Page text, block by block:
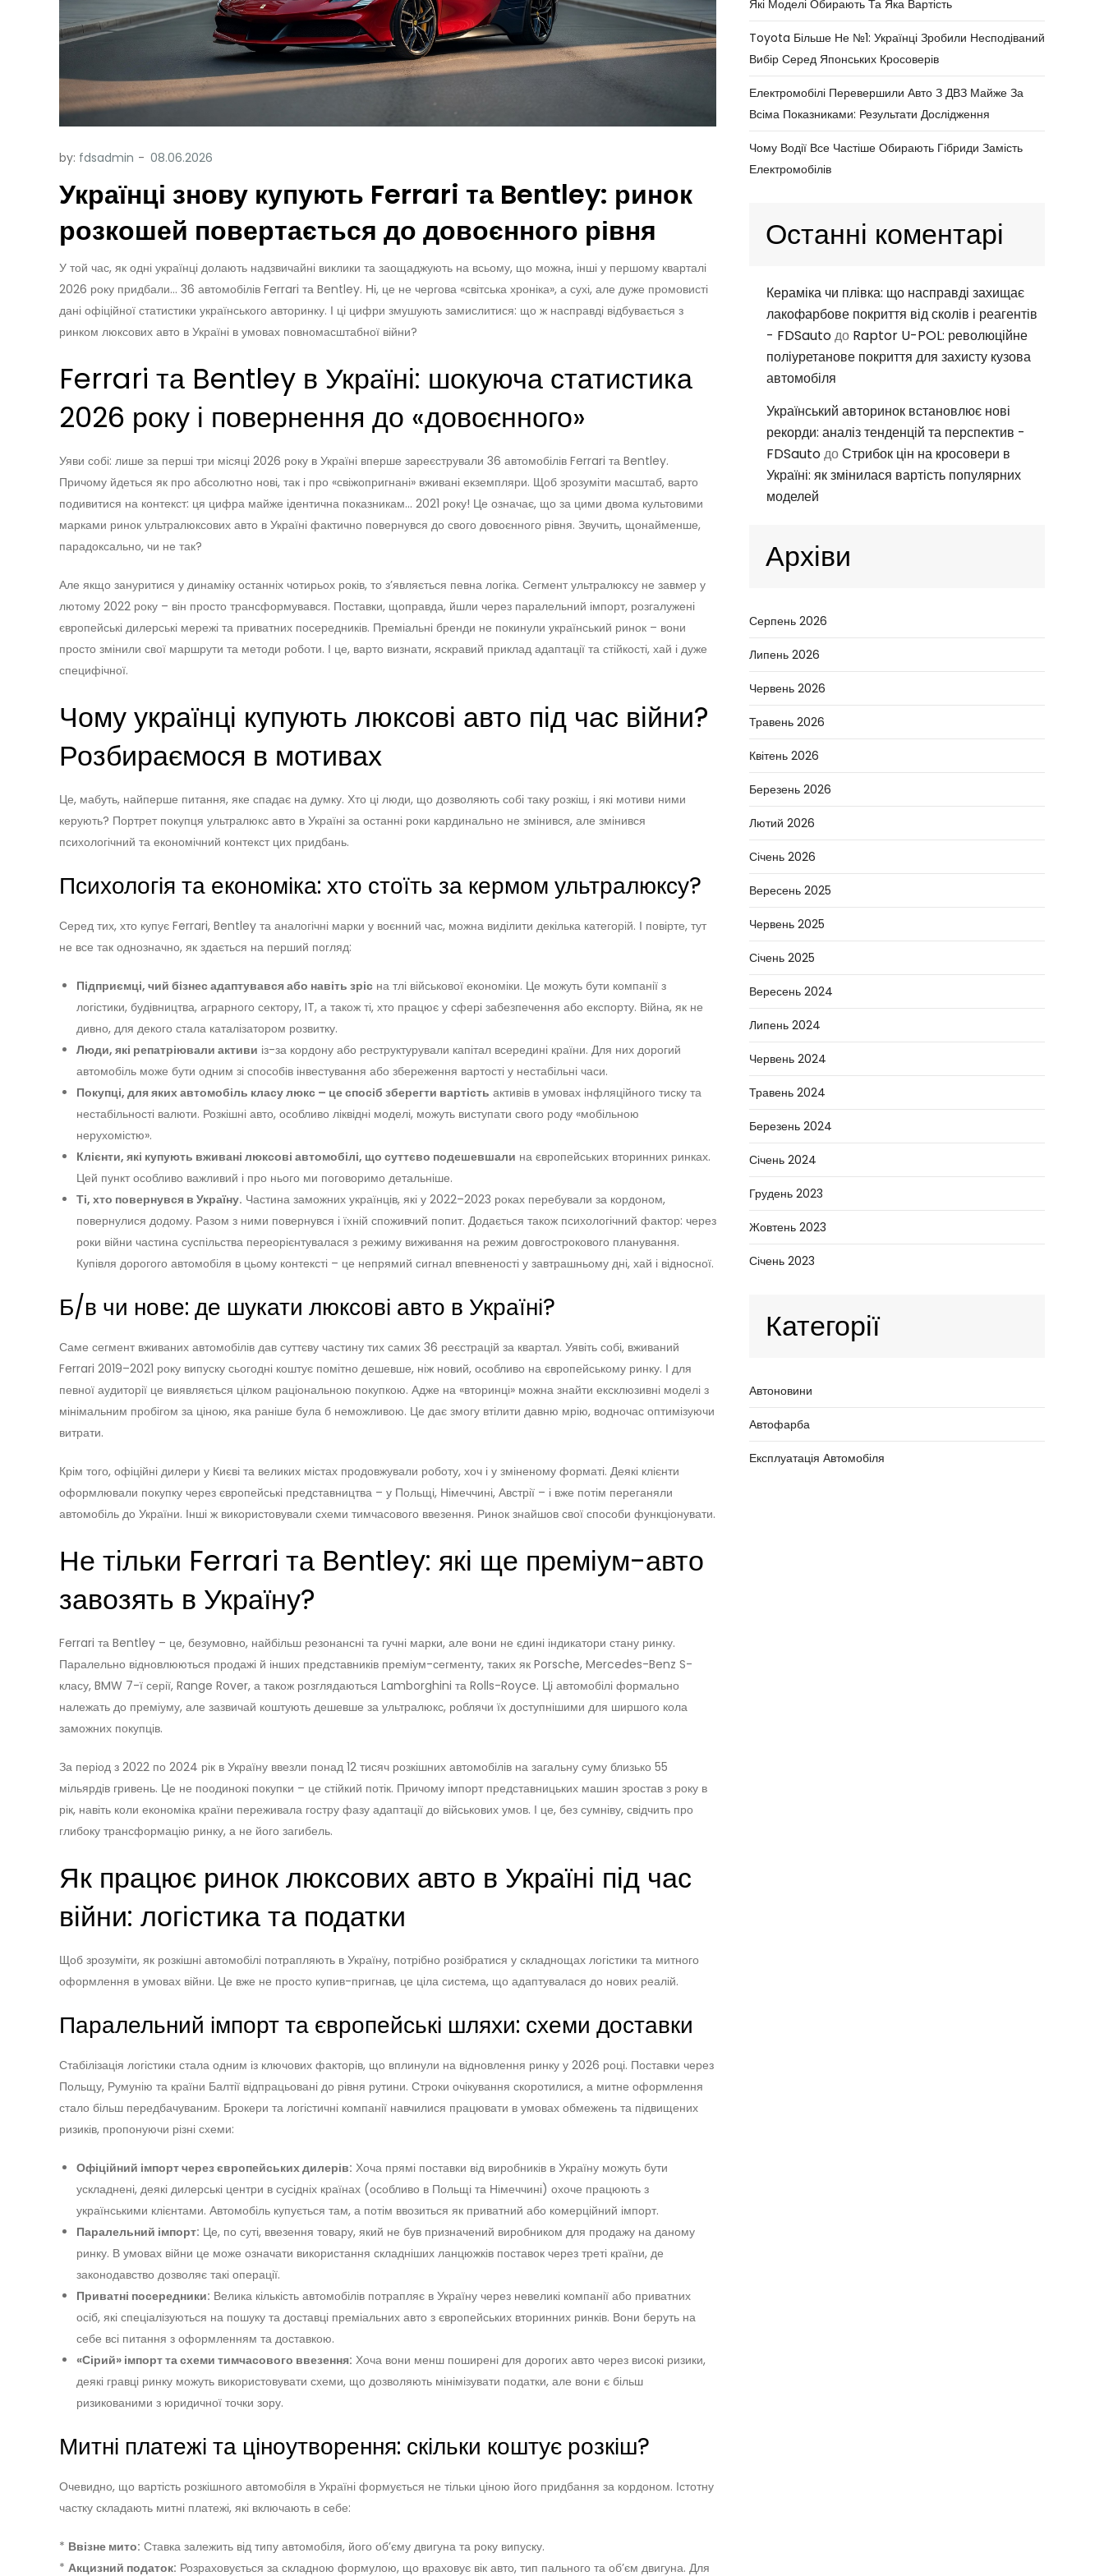
by: fdsadmin
Українці знову купують Ferrari та Bentley: ринок
розкошей повертається до довоєнного рівня
У той час, як одні українці долають надзвичайні виклики та заощаджують на всьому, що можна, інші у першому кварталі
2026 року придбали… 36 автомобілів Ferrari та Bentley. Ні, це не чергова «світська хроніка», а сухі, але дуже промовисті
дані офіційної статистики українського авторинку. І ці цифри змушують замислитися: що ж насправді відбувається з
ринком люксових авто в Україні в умовах повномасштабної війни?
Ferrari та Bentley в Україні: шокуюча статистика
2026 року і повернення до «довоєнного»
Уяви собі: лише за перші три місяці 2026 року в Україні вперше зареєстрували 36 автомобілів Ferrari та Bentley.
Причому йдеться як про абсолютно нові, так і про «свіжопригнані» вживані екземпляри. Щоб зрозуміти масштаб, варто
подивитися на контекст: ця цифра майже ідентична показникам… 2021 року! Це означає, що за цими двома культовими
марками ринок ультралюксових авто в Україні фактично повернувся до свого довоєнного рівня. Звучить, щонайменше,
парадоксально, чи не так?
Але якщо зануритися у динаміку останніх чотирьох років, то з’являється певна логіка. Сегмент ультралюксу не завмер у
лютому 2022 року – він просто трансформувався. Поставки, щоправда, йшли через паралельний імпорт, розгалужені
європейські дилерські мережі та приватних посередників. Преміальні бренди не покинули український ринок – вони
просто змінили свої маршрути та методи роботи. І це, варто визнати, яскравий приклад адаптації та стійкості, хай і дуже
специфічної.
Чому українці купують люксові авто під час війни?
Розбираємося в мотивах
Це, мабуть, найперше питання, яке спадає на думку. Хто ці люди, що дозволяють собі таку розкіш, і які мотиви ними
керують? Портрет покупця ультралюкс авто в Україні за останні роки кардинально не змінився, але змінився
психологічний та економічний контекст цих придбань.
Психологія та економіка: хто стоїть за кермом ультралюксу?
Серед тих, хто купує Ferrari, Bentley та аналогічні марки у воєнний час, можна виділити декілька категорій. І повірте, тут
не все так однозначно, як здається на перший погляд:
Підприємці, чий бізнес адаптувався або навіть зріс на тлі військової економіки. Це можуть бути компанії з
логістики, будівництва, аграрного сектору, IT, а також ті, хто працює у сфері забезпечення або експорту. Війна, як не
дивно, для декого стала каталізатором розвитку.
Люди, які репатріювали активи із-за кордону або реструктурували капітал всередині країни. Для них дорогий
автомобіль може бути одним зі способів інвестування або збереження вартості у нестабільні часи.
Покупці, для яких автомобіль класу люкс – це спосіб зберегти вартість активів в умовах інфляційного тиску та
нестабільності валюти. Розкішні авто, особливо ліквідні моделі, можуть виступати свого роду «мобільною
нерухомістю».
Клієнти, які купують вживані люксові автомобілі, що суттєво подешевшали на європейських вторинних ринках.
Цей пункт особливо важливий і про нього ми поговоримо детальніше.
Ті, хто повернувся в Україну. Частина заможних українців, які у 2022–2023 роках перебували за кордоном,
повернулися додому. Разом з ними повернувся і їхній споживчий попит. Додається також психологічний фактор: через
роки війни частина суспільства переорієнтувалася з режиму виживання на режим довгострокового планування.
Купівля дорогого автомобіля в цьому контексті – це непрямий сигнал впевненості у завтрашньому дні, хай і відносної.
Б/в чи нове: де шукати люксові авто в Україні?
Саме сегмент вживаних автомобілів дав суттєву частину тих самих 36 реєстрацій за квартал. Уявіть собі, вживаний
Ferrari 2019–2021 року випуску сьогодні коштує помітно дешевше, ніж новий, особливо на європейському ринку. І для
певної аудиторії це виявляється цілком раціональною покупкою. Адже на «вторинці» можна знайти ексклюзивні моделі з
мінімальним пробігом за ціною, яка раніше була б неможливою. Це дає змогу втілити давню мрію, водночас оптимізуючи
витрати.
Крім того, офіційні дилери у Києві та великих містах продовжували роботу, хоч і у зміненому форматі. Деякі клієнти
оформлювали покупку через європейські представництва – у Польщі, Німеччині, Австрії – і вже потім переганяли
автомобіль до України. Інші ж використовували схеми тимчасового ввезення. Ринок знайшов свої способи функціонувати.
Не тільки Ferrari та Bentley: які ще преміум-авто
завозять в Україну?
Ferrari та Bentley – це, безумовно, найбільш резонансні та гучні марки, але вони не єдині індикатори стану ринку.
Паралельно відновлюються продажі й інших представників преміум-сегменту, таких як Porsche, Mercedes-Benz S-
класу, BMW 7-ї серії, Range Rover, а також розглядаються Lamborghini та Rolls-Royce. Ці автомобілі формально
належать до преміуму, але зазвичай коштують дешевше за ультралюкс, роблячи їх доступнішими для ширшого кола
заможних покупців.
За період з 2022 по 2024 рік в Україну ввезли понад 12 тисяч розкішних автомобілів на загальну суму близько 55
мільярдів гривень. Це не поодинокі покупки – це стійкий потік. Причому імпорт представницьких машин зростав з року в
рік, навіть коли економіка країни переживала гостру фазу адаптації до військових умов. І це, без сумніву, свідчить про
глибоку трансформацію ринку, а не його загибель.
Як працює ринок люксових авто в Україні під час
війни: логістика та податки
Щоб зрозуміти, як розкішні автомобілі потрапляють в Україну, потрібно розібратися у складнощах логістики та митного
оформлення в умовах війни. Це вже не просто купив-пригнав, це ціла система, що адаптувалася до нових реалій.
Паралельний імпорт та європейські шляхи: схеми доставки
Стабілізація логістики стала одним із ключових факторів, що вплинули на відновлення ринку у 2026 році. Поставки через
Польщу, Румунію та країни Балтії відпрацьовані до рівня рутини. Строки очікування скоротилися, а митне оформлення
стало більш передбачуваним. Брокери та логістичні компанії навчилися працювати в умовах обмежень та підвищених
ризиків, пропонуючи різні схеми:
Офіційний імпорт через європейських дилерів: Хоча прямі поставки від виробників в Україну можуть бути
ускладнені, деякі дилерські центри в сусідніх країнах (особливо в Польщі та Німеччині) охоче працюють з
українськими клієнтами. Автомобіль купується там, а потім ввозиться як приватний або комерційний імпорт.
Паралельний імпорт: Це, по суті, ввезення товару, який не був призначений виробником для продажу на даному
ринку. В умовах війни це може означати використання складніших ланцюжків поставок через треті країни, де
законодавство дозволяє такі операції.
Приватні посередники: Велика кількість автомобілів потрапляє в Україну через невеликі компанії або приватних
осіб, які спеціалізуються на пошуку та доставці преміальних авто з європейських вторинних ринків. Вони беруть на
себе всі питання з оформленням та доставкою.
«Сірий» імпорт та схеми тимчасового ввезення: Хоча вони менш поширені для дорогих авто через високі ризики,
деякі гравці ринку можуть використовувати схеми, що дозволяють мінімізувати податки, але вони є більш
ризикованими з юридичної точки зору.
Митні платежі та ціноутворення: скільки коштує розкіш?
Очевидно, що вартість розкішного автомобіля в Україні формується не тільки ціною його придбання за кордоном. Істотну
частку складають митні платежі, які включають в себе:
* Ввізне мито: Ставка залежить від типу автомобіля, його об’єму двигуна та року випуску.
* Акцизний податок: Розраховується за складною формулою, що враховує вік авто, тип пального та об’єм двигуна. Для
Які Моделі Обирають Та Яка Вартість
Toyota Більше Не №1: Українці Зробили Несподіваний
Вибір Серед Японських Кросоверів
Електромобілі Перевершили Авто З ДВЗ Майже За
Всіма Показниками: Результати Дослідження
Чому Водії Все Частіше Обирають Гібриди Замість
Електромобілів
Останні коментарі
Кераміка чи плівка: що насправді захищає
лакофарбове покриття від сколів і реагентів
- FDSautoдо Raptor U-POL: революційне
поліуретанове покриття для захисту кузова
автомобіля
Український авторинок встановлює нові
рекорди: аналіз тенденцій та перспектив -
FDSautoдоСтрибок цін на кросовери в
Україні: як змінилася вартість популярних
моделей
Архіви
Серпень 2026
Липень 2026
Червень 2026
Травень 2026
Квітень 2026
Березень 2026
Лютий 2026
Січень 2026
Вересень 2025
Червень 2025
Січень 2025
Вересень 2024
Липень 2024
Червень 2024
Травень 2024
Березень 2024
Січень 2024
Грудень 2023
Жовтень 2023
Січень 2023
Категорії
Автоновини
Автофарба
Експлуатація Автомобіля